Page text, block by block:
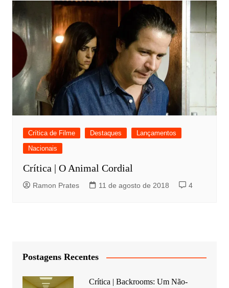
Crítica de Filme Destaques
Lançamentos
Nacionais
Crítica | O Animal Cordial
Ramon Prates 11 de agosto de 2018 4
Postagens Recentes
Crítica | Backrooms: Um Não-